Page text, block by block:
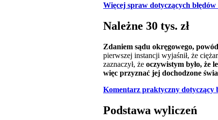
Więcej spraw dotyczących
Należne 30 tys. zł
Zdaniem sądu okręgowego,
pierwszej instancji wyjaśnił, że
zaznaczył, że oczywistym było, że
więc przyznać jej dochodzone
Komentarz praktyczny dotyczący
Podstawa wyliczeń